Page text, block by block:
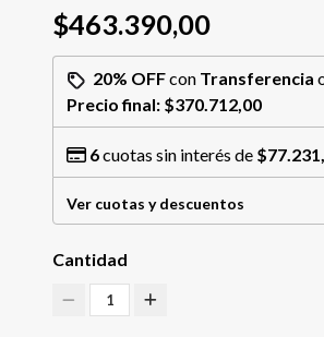
$463.390,00
20% OFFcon Transferencia
Precio final: $370.712,00
6cuotas sin interés de
Ver cuotas y descuentos
Cantidad
1